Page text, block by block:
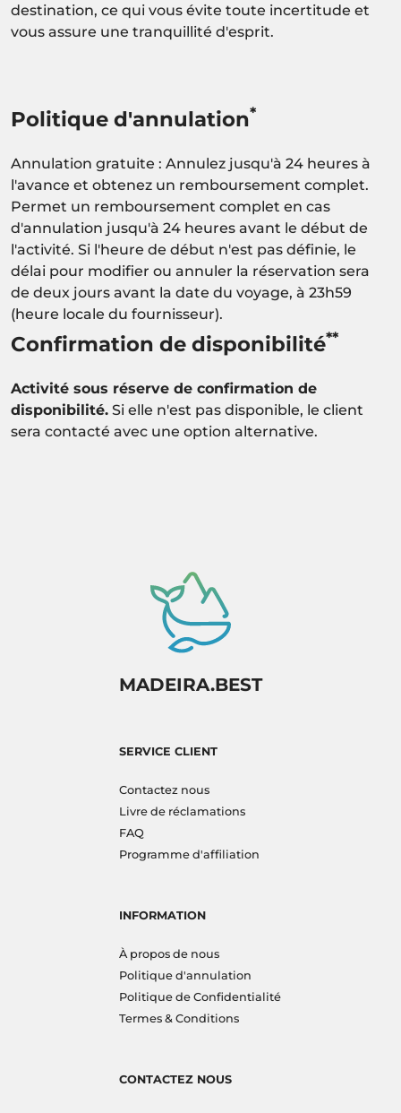
destination, ce qui vous évite toute incertitude et
vous assure une tranquillité d'esprit.
Politique d'annulation*
Annulation gratuite : Annulez jusqu'à 24 heures à
l'avance et obtenez un remboursement complet.
Permet un remboursement complet en cas
d'annulation jusqu'à 24 heures avant le début de
l'activité. Si l'heure de début n'est pas définie, le
délai pour modifier ou annuler la réservation sera
de deux jours avant la date du voyage, à 23h59
(heure locale du fournisseur).
Confirmation de disponibilité**
Activité sous réserve de confirmation de
disponibilité. Si elle n'est pas disponible, le client
sera contacté avec une option alternative.
MADEIRA.BEST
SERVICE CLIENT
Contactez nous
Livre de réclamations
FAQ
Programme d'affiliation
INFORMATION
À propos de nous
Politique d'annulation
Politique de Confidentialité
Termes & Conditions
CONTACTEZ NOUS